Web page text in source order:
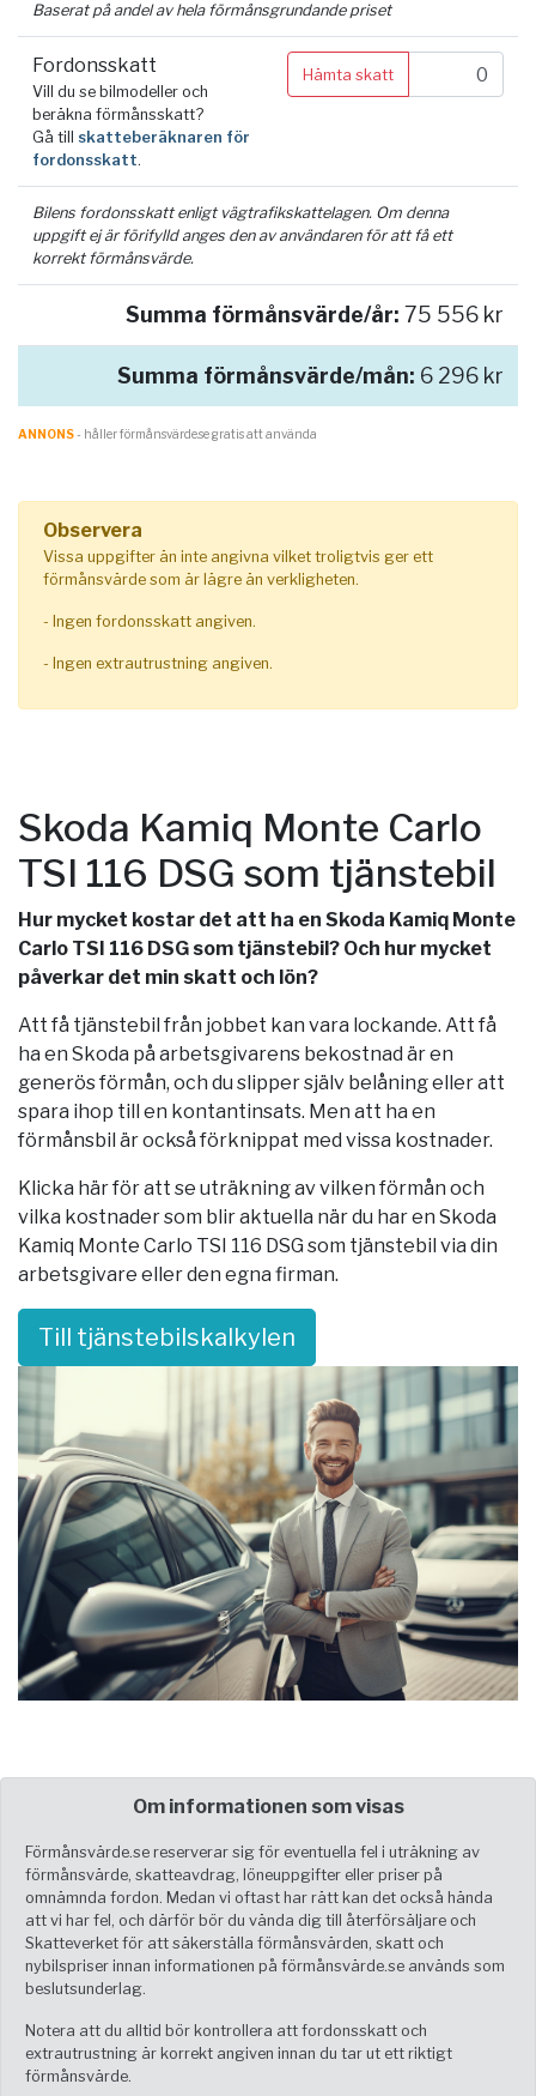
Baserat på andel av hela förmånsgrundande priset
Fordonsskatt
Vill du se bilmodeller och
beräkna förmånsskatt?
Gå till skatteberäknaren för
fordonsskatt.
Hämta skatt
Bilens fordonsskatt enligt vägtrafikskattelagen. Om denna
uppgift ej är förifylld anges den av användaren för att få ett
korrekt förmånsvärde.
Summa förmånsvärde/år: 75 556 kr
Summa förmånsvärde/mån: 6 296 kr
ANNONS- håller förmånsvärde.se gratis att använda
Observera
Vissa uppgifter än inte angivna vilket troligtvis ger ett
förmånsvärde som är lägre än verkligheten.
- Ingen fordonsskatt angiven.
- Ingen extrautrustning angiven.
Skoda Kamiq Monte Carlo
TSI 116 DSG som tjänstebil
Hur mycket kostar det att ha en Skoda Kamiq Monte
Carlo TSI 116 DSG som tjänstebil? Och hur mycket
påverkar det min skatt och lön?
Att få tjänstebil från jobbet kan vara lockande. Att få
ha en Skoda på arbetsgivarens bekostnad är en
generös förmån, och du slipper själv belåning eller att
spara ihop till en kontantinsats. Men att ha en
förmånsbil är också förknippat med vissa kostnader.
Klicka här för att se uträkning av vilken förmån och
vilka kostnader som blir aktuella när du har en Skoda
Kamiq Monte Carlo TSI 116 DSG som tjänstebil via din
arbetsgivare eller den egna firman.
Till tjänstebilskalkylen
Om informationen som visas
Förmånsvärde.se reserverar sig för eventuella fel i uträkning av
förmånsvärde, skatteavdrag, löneuppgifter eller priser på
omnämnda fordon. Medan vi oftast har rätt kan det också hända
att vi har fel, och därför bör du vända dig till återförsäljare och
Skatteverket för att säkerställa förmånsvärden, skatt och
nybilspriser innan informationen på förmånsvärde.se används som
beslutsunderlag.
Notera att du alltid bör kontrollera att fordonsskatt och
extrautrustning är korrekt angiven innan du tar ut ett riktigt
förmånsvärde.